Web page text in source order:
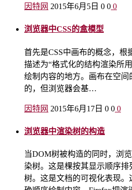
因特网 2015年6月5日 0 0 0
浏览器中CSS的盒模型
首先是CSS中画布的概念，根
描述为“格式化的结构渲染所
绘制内容的地方。画布在空间
的，但浏览器会基…
因特网 2015年6月17日 0 0 0
浏览器中渲染树的构造
当DOM树被构造的同时，浏
染树。这是棵按其显示顺序
树。这是文档的可视化表现